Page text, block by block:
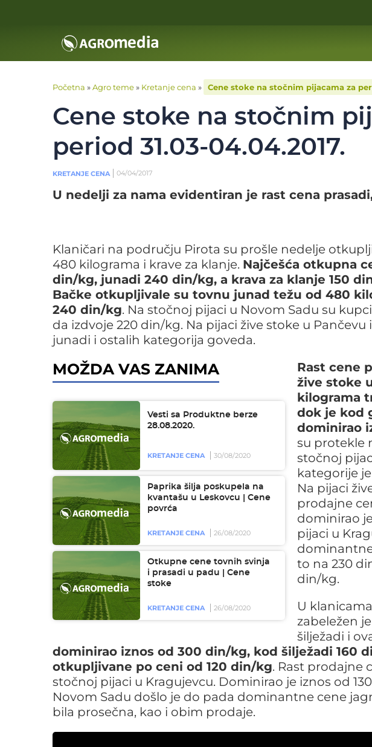
Početna »Agro teme» Kretanje cena » Cene stoke na stočnim pijacama za
Cene stoke na stočnim
period 31.03-04.04.2017.
KRETANJE CENA 04/04/2017
U nedelji za nama evidentiran je rast cena
Klaničari na području Pirota su prošle nedelje
480 kilograma i krave za klanje. Najčešća otkupna
din/kg, junadi 240 din/kg, a krava za klanje 150
Bačke otkupljivale su tovnu junad težu od 480
240 din/kg. Na stočnoj pijaci u Novom Sadu su
da izdvoje 220 din/kg. Na pijaci žive stoke u
junadi i ostalih kategorija goveda.
MOŽDA VAS ZANIMA
Vesti sa Produktne berze
28.08.2020.
KRETANJE CENA 30/08/2020
Paprika šilja poskupela na
kvantašu u Leskovcu | Cene
povrća
KRETANJE CENA 26/08/2020
Otkupne cene tovnih svinja
i prasadi u padu | Cene
stoke
KRETANJE CENA 26/08/2020
Rast cene
žive stoke
kilograma
dok je kod
dominirao
su protekle
stočnoj
kategorije
Na pijaci
prodajne
dominirao
pijaci u
to na 230
din/kg.
U
zabeležen
šilježadi i
dominirao iznos od 300 din/kg, kod šilježadi 160
otkupljivane po ceni od 120 din/kg. Rast prodajne
stočnoj pijaci u Kragujevcu. Dominirao je iznos od
Novom Sadu došlo je do pada dominantne cene
bila prosečna, kao i obim prodaje.